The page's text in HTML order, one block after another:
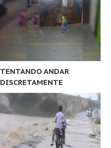
TENTANDO ANDAR
DISCRETAMENTE